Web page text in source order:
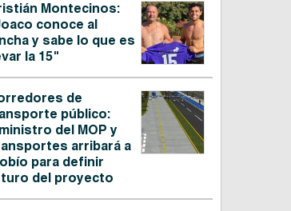
Montecinos:
conoce al
y sabe lo que es
la 15"
de
público:
del MOP y
arribará a
para definir
del proyecto